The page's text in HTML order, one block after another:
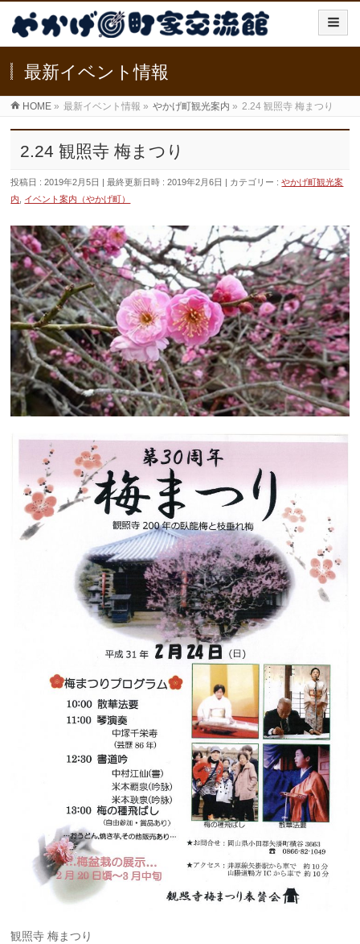
最新イベント情報
HOME » 最新イベント情報 » やかげ町観光案内 » 2.24 観照寺 梅まつり
2.24 観照寺 梅まつり
投稿日 : 2019年2月5日 最終更新日時 : 2019年2月6日 カテゴリー :やかげ町観光案
内
イベント案内（やかげ町）
観照寺 梅まつり